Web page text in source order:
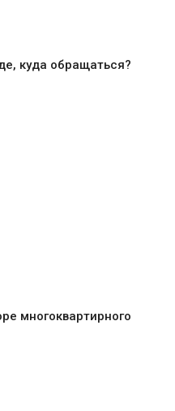
куда обращаться?
многоквартирного